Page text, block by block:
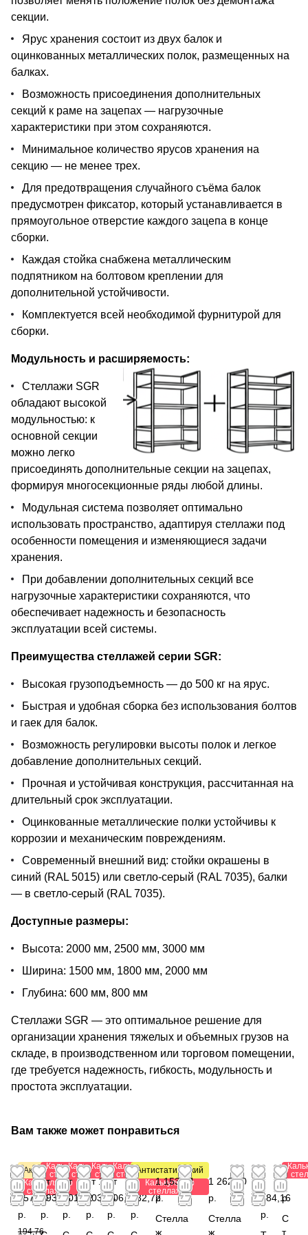
секции.
Ярус хранения состоит из двух балок и
оцинкованных металлических полок, размещенных на
балках.
Возможность присоединения дополнительных
секций к раме на зацепах — нагрузочные
характеристики при этом сохраняются.
Минимальное количество ярусов хранения на
секцию — не менее трех.
Для предотвращения случайного съёма балок
предусмотрен фиксатор, который устанавливается в
прямоугольное отверстие каждого зацепа в конце
сборки.
Каждая стойка снабжена металлическим
подпятником на болтовом креплении для
дополнительной устойчивости.
Комплектуется всей необходимой фурнитурой для
сборки.
Модульность и расширяемость:
Стеллажи SGR
обладают высокой
модульностью: к
основной секции
можно легко
присоединять дополнительные секции на зацепах,
формируя многосекционные ряды любой длины.
Модульная система позволяет оптимально
использовать пространство, адаптируя стеллажи под
особенности помещения и изменяющиеся задачи
хранения.
При добавлении дополнительных секций все
нагрузочные характеристики сохраняются, что
обеспечивает надежность и безопасность
эксплуатации всей системы.
Преимущества стеллажей серии SGR:
Высокая грузоподъемность — до 500 кг на ярус.
Быстрая и удобная сборка без использования болтов
и гаек для балок.
Возможность регулировки высоты полок и легкое
добавление дополнительных секций.
Прочная и устойчивая конструкция, рассчитанная на
длительный срок эксплуатации.
Оцинкованные металлические полки устойчивы к
коррозии и механическим повреждениям.
Современный внешний вид: стойки окрашены в
синий (RAL 5015) или светло-серый (RAL 7035), балки
— в светло-серый (RAL 7035).
Доступные размеры:
Высота: 2000 мм, 2500 мм, 3000 мм
Ширина: 1500 мм, 1800 мм, 2000 мм
Глубина: 600 мм, 800 мм
Стеллажи SGR — это оптимальное решение для
организации хранения тяжелых и объемных грузов на
складе, в производственном или торговом помещении,
где требуется надежность, гибкость, модульность и
простота эксплуатации.
Вам также может понравиться
Акция
Калькулятор
стеллажей
от
157,80
р.
194,76
Калькулятор
стеллажей
от
293,28
р.
Калькулятор
стеллажей
от
501,12
р.
Калькулятор
стеллажей
от 1
203,84
р.
Калькулятор
стеллажей
от
206,88
р.
Антистатический
Калькулятор
стеллажей
от 1
032,72
р.
1 153,44
р.
Стелла
ж
1 262,40
р.
Стелла
ж
1
784,16
р.
0
р.
С
т